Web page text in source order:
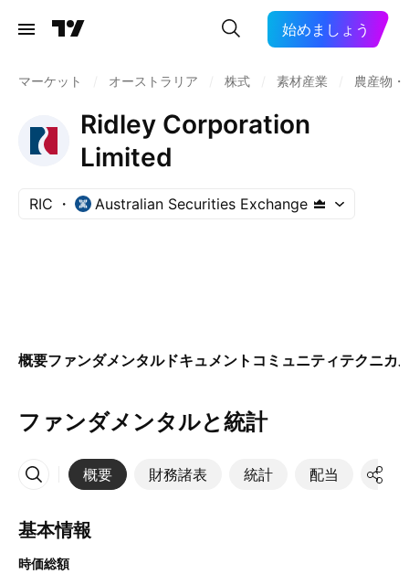
始めましょう
マーケット オーストラリア 株式 素材産業 農産物・
Ridley Corporation
Limited
RIC Australian Securities Exchange
概要ファンダメンタルドキュメント コミュニティテクニカ
ファンダメンタルと統計
概要 財務諸表 統計 配当 決算
その他
基本情報
時価総額